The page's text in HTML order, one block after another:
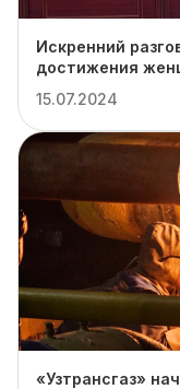
Искренний
достижения
15.07.2024
«Узтрансгаз»